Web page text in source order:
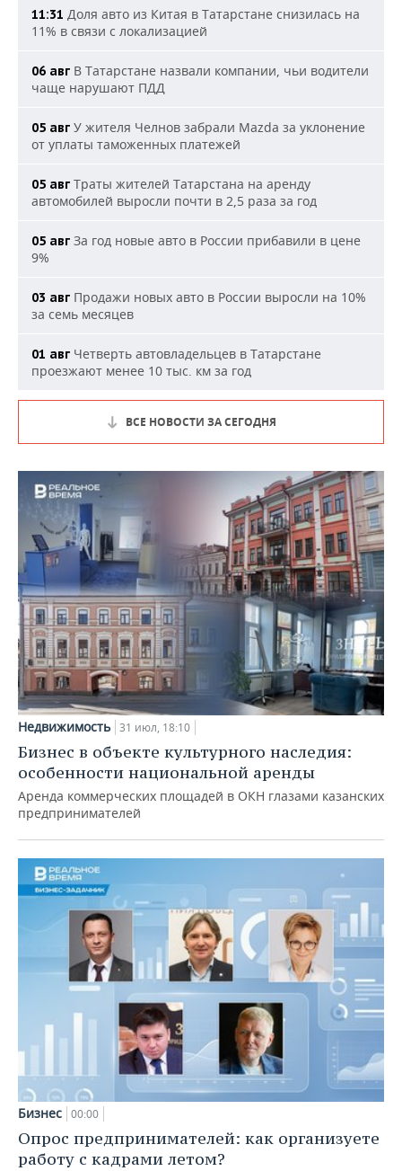
11:31 Доля авто из Китая в Татарстане снизилась на
11% в связи с локализацией
06 авг В Татарстане назвали компании, чьи водители
чаще нарушают ПДД
05 авг У жителя Челнов забрали Mazda за уклонение
от уплаты таможенных платежей
05 авг Траты жителей Татарстана на аренду
автомобилей выросли почти в 2,5 раза за год
05 авг За год новые авто в России прибавили в цене
9%
03 авг Продажи новых авто в России выросли на 10%
за семь месяцев
01 авг Четверть автовладельцев в Татарстане
проезжают менее 10 тыс. км за год
ВСЕ НОВОСТИ ЗА СЕГОДНЯ
Недвижимость 31 июл, 18:10
Бизнес в объекте культурного наследия:
особенности национальной аренды
Аренда коммерческих площадей в ОКН глазами казанских
предпринимателей
Бизнес 00:00
Опрос предпринимателей: как организуете
работу с кадрами летом?